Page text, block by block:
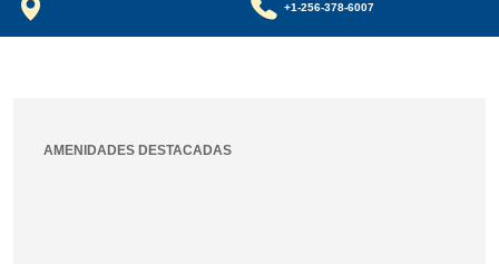
+1-256-378-6007
AMENIDADES DESTACADAS